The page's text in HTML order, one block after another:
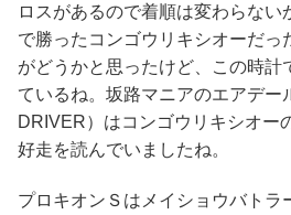
ロスがあるので着順は変わらない
で勝ったコンゴウリキシオーだっ
がどうかと思ったけど、この時計
ているね。坂路マニアのエアデー
DRIVER）はコンゴウリキシオー
好走を読んでいましたね。
プロキオンＳはメイショウバトラ